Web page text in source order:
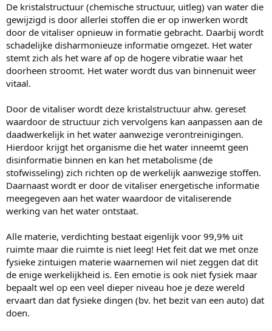
De kristalstructuur (chemische structuur, uitleg) van water die
gewijzigd is door allerlei stoffen die er op inwerken wordt
door de vitaliser opnieuw in formatie gebracht. Daarbij wordt
schadelijke disharmonieuze informatie omgezet. Het water
stemt zich als het ware af op de hogere vibratie waar het
doorheen stroomt. Het water wordt dus van binnenuit weer
vitaal.
Door de vitaliser wordt deze kristalstructuur ahw. gereset
waardoor de structuur zich vervolgens kan aanpassen aan de
daadwerkelijk in het water aanwezige verontreinigingen.
Hierdoor krijgt het organisme die het water inneemt geen
disinformatie binnen en kan het metabolisme (de
stofwisseling) zich richten op de werkelijk aanwezige stoffen.
Daarnaast wordt er door de vitaliser energetische informatie
meegegeven aan het water waardoor de vitaliserende
werking van het water ontstaat.
Alle materie, verdichting bestaat eigenlijk voor 99,9% uit
ruimte maar die ruimte is niet leeg! Het feit dat we met onze
fysieke zintuigen materie waarnemen wil niet zeggen dat dit
de enige werkelijkheid is. Een emotie is ook niet fysiek maar
bepaalt wel op een veel dieper niveau hoe je deze wereld
ervaart dan dat fysieke dingen (bv. het bezit van een auto) dat
doen.